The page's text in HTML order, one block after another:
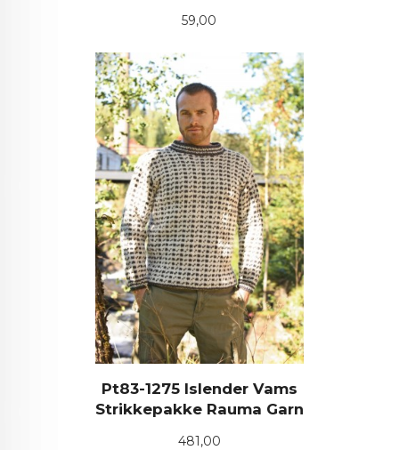
Pris
59,00
Pt83-1275 Islender Vams
Strikkepakke Rauma Garn
Pris
481,00